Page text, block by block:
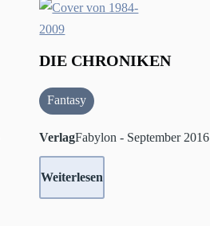
DIE CHRONIKEN
Fantasy
VerlagFabylon - September 2016
Weiterlesen